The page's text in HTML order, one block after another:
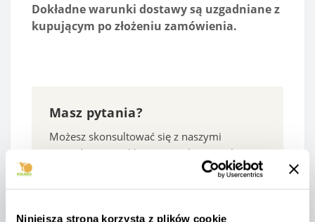
Niniejsza strona korzysta z plików cookie
Dokładne warunki dostawy są uzgadniane z
kupującym po złożeniu zamówienia.
Masz pytania?
Możesz skonsultować się z naszymi
menedżerami. Kliknij przycisk „Konsultacja”,
wprowadź swoje dane kontaktowe, a my do
Ciebie oddzwonimy.